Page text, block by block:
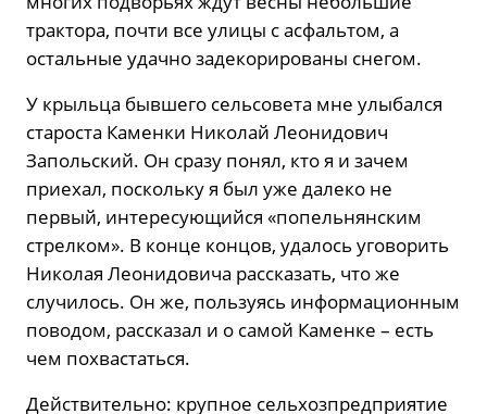
трактора, почти все улицы с асфальтом, а
остальные удачно задекорированы снегом.
У крыльца бывшего сельсовета мне улыбался
староста Каменки Николай Леонидович
Запольский. Он сразу понял, кто я и зачем
приехал, поскольку я был уже далеко не
первый, интересующийся «попельнянским
стрелком». В конце концов, удалось уговорить
Николая Леонидовича рассказать, что же
случилось. Он же, пользуясь информационным
поводом, рассказал и о самой Каменке – есть
чем похвастаться.
Действительно: крупное сельхозпредприятие